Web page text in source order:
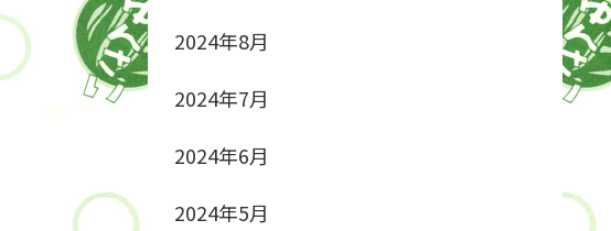
2024年8月
2024年7月
2024年6月
2024年5月